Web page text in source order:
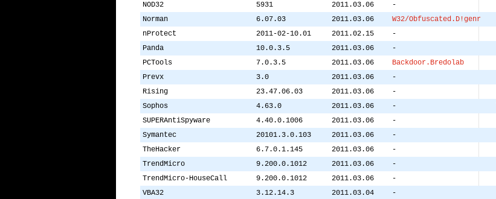
NOD32
5931 2011.03.06
-
Norman
6.07.03 2011.03.06
W32/Obfuscated.D!genr
nProtect
2011-02-10.01 2011.02.15
-
Panda
10.0.3.5 2011.03.06
-
PCTools
7.0.3.5 2011.03.06
Backdoor.Bredolab
Prevx
3.0 2011.03.06
-
Rising
23.47.06.03 2011.03.06
-
Sophos
4.63.0 2011.03.06
-
SUPERAntiSpyware
4.40.0.1006 2011.03.06
-
Symantec
20101.3.0.103 2011.03.06
-
TheHacker
6.7.0.1.145 2011.03.06
-
TrendMicro
9.200.0.1012 2011.03.06
-
TrendMicro-HouseCall
9.200.0.1012 2011.03.06
-
VBA32
3.12.14.3 2011.03.04
-